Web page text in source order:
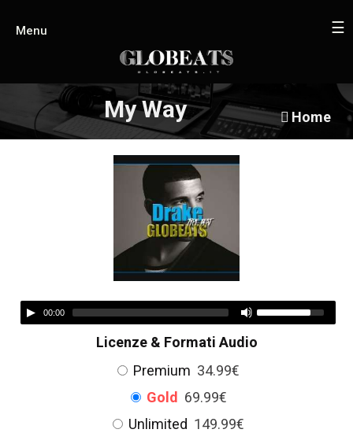
Menu ☰
My Way Home
00:00
Licenze & Formati Audio
Premium 34.99€
Gold
69.99€
Unlimited 149.99€